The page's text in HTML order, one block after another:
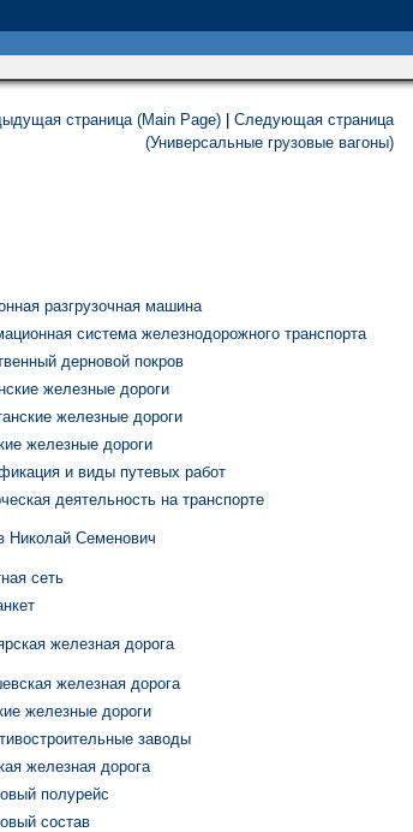
страница (Main Page)
Следующая страница
(Универсальные грузовые вагоны)
разгрузочная машина
система железнодорожного транспорта
дерновой покров
железные дороги
железные дороги
железные дороги
и виды путевых работ
деятельность на транспорте
Николай Семенович
сеть
железная дорога
железная дорога
железные дороги
заводы
железная дорога
полурейс
состав